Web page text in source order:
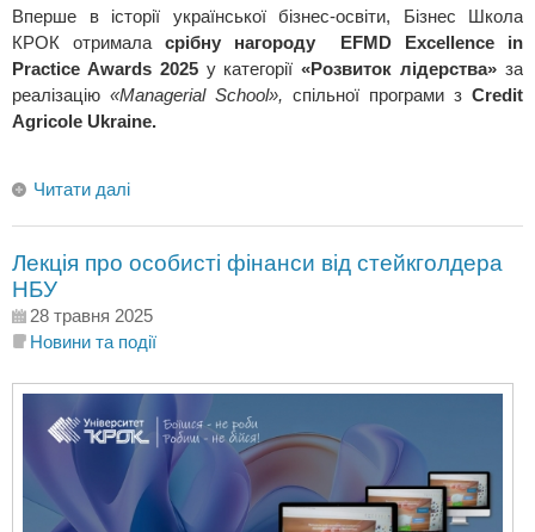
Вперше в історії української бізнес-освіти, Бізнес Школа
КРОК отримала срібну нагороду
EFMD Excellence in
Practice Awards 2025у категорії«Розвиток лідерства» за
реалізацію «Managerial School», спільної програми з Credit
Agricole Ukraine.
Читати далі
Лекція про особисті фінанси від стейкголдера
НБУ
28 травня 2025
Новини та події